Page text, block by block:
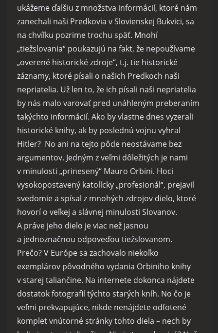
ukážeme ďalšiu z množstva informácií, ktoré nám
zanechali naši Predkovia v Slovienskej Bukvici, sa
na chvíľku pozrime trochu späť. Mnohí
„tiežslovania“ poukazujú na fakt, že nepoužívame
„overené historické zdroje“, t.j. tie historické
záznamy, ktoré písali o našich Predkoch naši
nepriatelia. Už len to, že ich písali naši nepriatelia
by nás malo varovať pred unáhleným preberaním
takýchto informácií. Ako by vlastne dnes vyzerali
historické knihy, ak by poslednú vojnu vyhral
Hitler? No ani na tejto pôde neostávame bez
argumentov. Jedným z veľmi dôležitých je nami
v minulosti „prinesený“ Mauro Orbini. Hoci
vysokopostavený katolícky „profesionál“, prejavil
svedomie a spísal z mnohých zdrojov dielo, ktoré
hovorí o veľkej a slávnej minulosti Slovanov.
A práve jeho dielo je viac než jasnou
a jednoznačnou odpoveďou tiežslovanom.
Prečo? V Európe sa zachovalo niekoľko
exemplárov pôvodného vydania Orbiniho knihy
v starej taliančine. Na internete dokonca nájdete
dostatok fotografií týchto starých kníh. No čo je
veľmi prekvapujúce, nikde nenájdete odfotené
komplet vnútorné stránky tohto diela – nech by